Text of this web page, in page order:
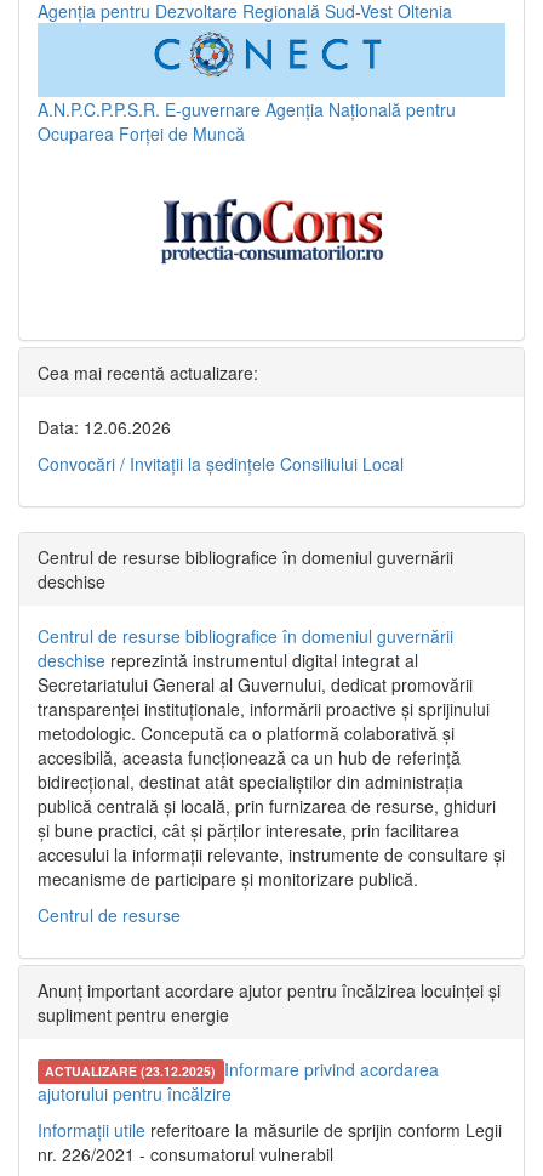
Agenția pentru Dezvoltare Regională Sud-Vest Oltenia
A.N.P.C.P.P.S.R. E-guvernare Agenția Națională pentru
Ocuparea Forței de Muncă
Cea mai recentă actualizare:
Data: 12.06.2026
Convocări / Invitaţii la şedinţele Consiliului Local
Centrul de resurse bibliografice în domeniul guvernării
deschise
Centrul de resurse bibliografice în domeniul guvernării
deschise reprezintă instrumentul digital integrat al
Secretariatului General al Guvernului, dedicat promovării
transparenței instituționale, informării proactive și sprijinului
metodologic. Concepută ca o platformă colaborativă și
accesibilă, aceasta funcționează ca un hub de referință
bidirecțional, destinat atât specialiștilor din administrația
publică centrală și locală, prin furnizarea de resurse, ghiduri
și bune practici, cât și părților interesate, prin facilitarea
accesului la informații relevante, instrumente de consultare și
mecanisme de participare și monitorizare publică.
Centrul de resurse
Anunț important acordare ajutor pentru încălzirea locuinței și
supliment pentru energie
ACTUALIZARE (23.12.2025) Informare privind acordarea
ajutorului pentru încălzire
Informații utile referitoare la măsurile de sprijin conform Legii
nr. 226/2021 - consumatorul vulnerabil